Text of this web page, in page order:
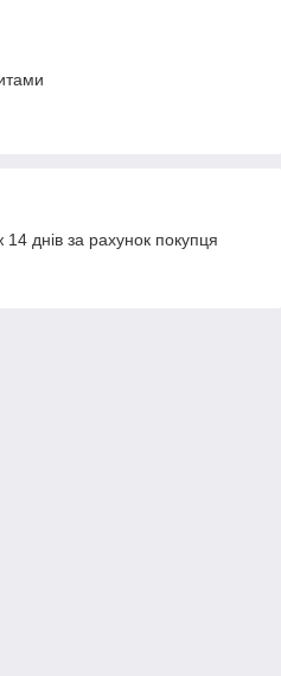
днів за рахунок покупця